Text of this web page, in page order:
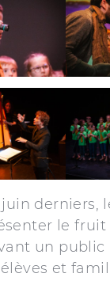
juin derniers,
le fruit
un public
et